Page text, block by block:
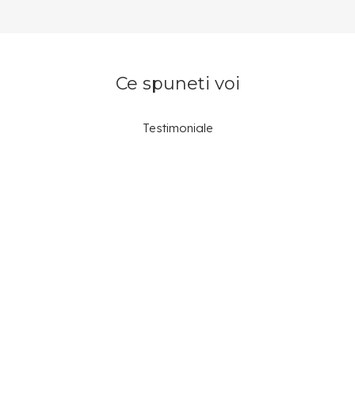
Ce spuneti voi
Testimoniale